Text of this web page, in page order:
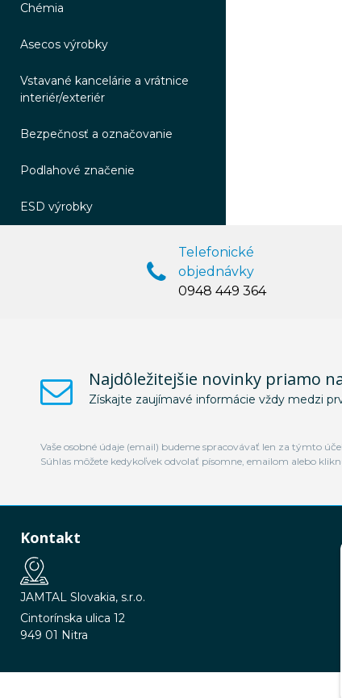
Chémia
Asecos výrobky
Vstavané kancelárie a vrátnice
interiér/exteriér
Bezpečnosť a označovanie
Podlahové značenie
ESD výrobky
Telefonické
objednávky
0948 449 364
Najdôležitejšie novinky priamo
Získajte zaujímavé informácie vždy medzi
Vaše osobné údaje (email) budeme spracovávať len za týmto
Súhlas môžete kedykoľvek odvolať písomne, emailom alebo
Kontakt
JAMTAL Slovakia, s.r.o.
Cintorínska ulica 12
949 01 Nitra